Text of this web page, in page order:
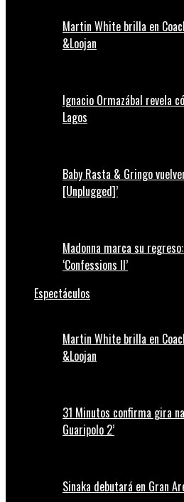
Martin White brilla en
&Loojan
Ignacio Ormazábal revela
Lagos
Baby Rasta & Gringo
[Unplugged]’
Madonna marca su
‘Confessions II’
Espectáculos
Martin White brilla en
&Loojan
31 Minutos confirma gira
Guaripolo 2’
Sinaka debutará en Gran